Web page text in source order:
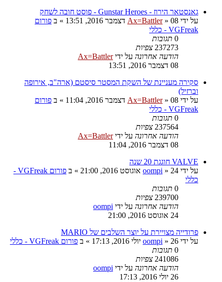
גאנסטאר הירוז - Gunstar Heroes - פוסט חובה לשחק
על ידי
Ax=Battler» 08 דצמבר 2016, 13:51 » ב פורום
VGFreak - כללי
0 תגובות
237273 צפיות
הודעה אחרונה על ידיAx=Battler
08 דצמבר 2016, 13:51
סקירה מעניינת של השקת המסטר סיסטם (ארה"ב, אירופה
וברזיל)
על ידי
Ax=Battler» 08 דצמבר 2016, 11:04 » ב פורום
VGFreak - כללי
0 תגובות
237564 צפיות
הודעה אחרונה על ידיAx=Battler
08 דצמבר 2016, 11:04
VALVE חוגגת 20 שנה
על ידי
oompi » 24 אוגוסט 2016, 21:00 » ב
פורום VGFreak -
כללי
0 תגובות
239700 צפיות
הודעה אחרונה על ידי oompi
24 אוגוסט 2016, 21:00
פרודייה מצויירת על יוצר השלבים של MARIO
על ידי
oompi » 26 יולי 2016, 17:13 » ב פורום VGFreak - כללי
0 תגובות
241086 צפיות
הודעה אחרונה על ידי oompi
26 יולי 2016, 17:13